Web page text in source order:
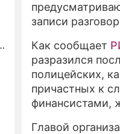
записи
Как сообщает
разразился
полицейских,
причастных к
финансистами,
Главой